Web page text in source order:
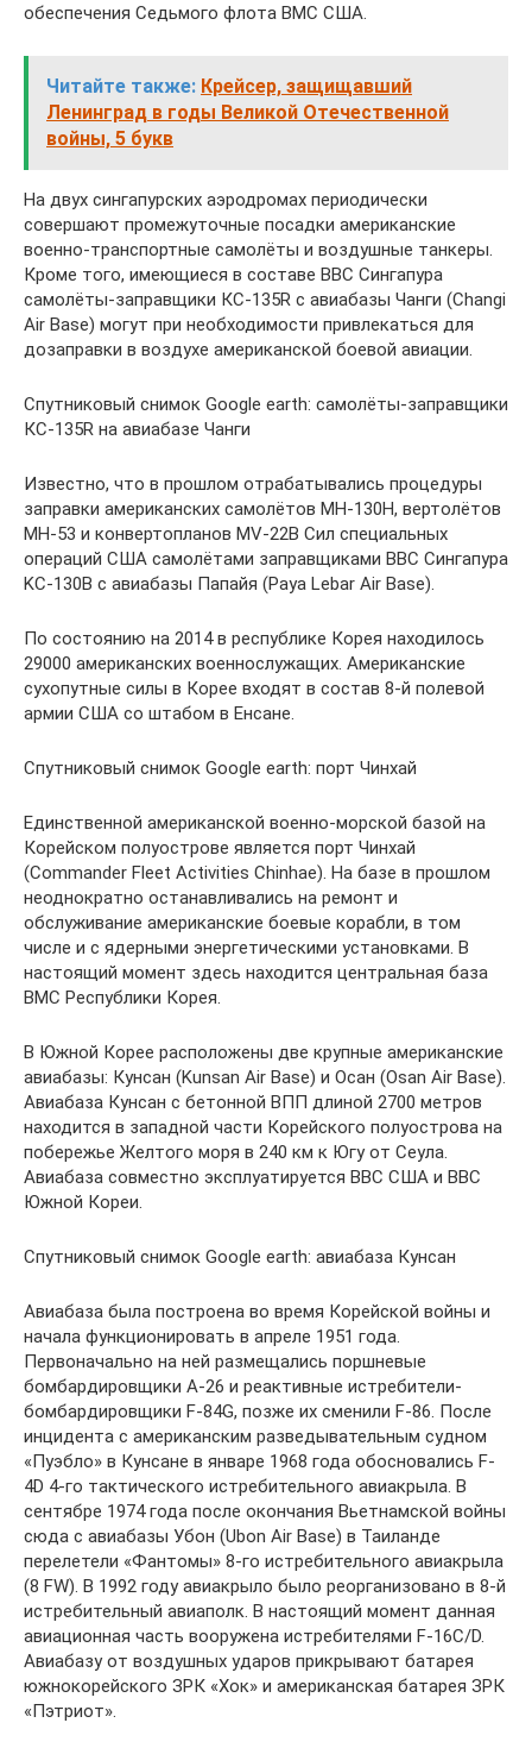
обеспечения Седьмого флота ВМС США.
Читайте также: Крейсер, защищавший
Ленинград в годы Великой Отечественной
войны, 5 букв
На двух сингапурских аэродромах периодически
совершают промежуточные посадки американские
военно-транспортные самолёты и воздушные танкеры.
Кроме того, имеющиеся в составе ВВС Сингапура
самолёты-заправщики КС-135R с авиабазы Чанги (Changi
Air Base) могут при необходимости привлекаться для
дозаправки в воздухе американской боевой авиации.
Спутниковый снимок Google earth: самолёты-заправщики
КС-135R на авиабазе Чанги
Известно, что в прошлом отрабатывались процедуры
заправки американских самолётов МН-130Н, вертолётов
МН-53 и конвертопланов MV-22B Сил специальных
операций США самолётами заправщиками ВВС Сингапура
KC-130B с авиабазы Папайя (Paya Lebar Air Base).
По состоянию на 2014 в республике Корея находилось
29000 американских военнослужащих. Американские
сухопутные силы в Корее входят в состав 8-й полевой
армии США со штабом в Енсане.
Спутниковый снимок Google earth: порт Чинхай
Единственной американской военно-морской базой на
Корейском полуострове является порт Чинхай
(Commander Fleet Activities Chinhae). На базе в прошлом
неоднократно останавливались на ремонт и
обслуживание американские боевые корабли, в том
числе и с ядерными энергетическими установками. В
настоящий момент здесь находится центральная база
ВМС Республики Корея.
В Южной Корее расположены две крупные американские
авиабазы: Кунсан (Kunsan Air Base) и Осан (Osan Air Base).
Авиабаза Кунсан с бетонной ВПП длиной 2700 метров
находится в западной части Корейского полуострова на
побережье Желтого моря в 240 км к Югу от Сеула.
Авиабаза совместно эксплуатируется ВВС США и ВВС
Южной Кореи.
Спутниковый снимок Google earth: авиабаза Кунсан
Авиабаза была построена во время Корейской войны и
начала функционировать в апреле 1951 года.
Первоначально на ней размещались поршневые
бомбардировщики А-26 и реактивные истребители-
бомбардировщики F-84G, позже их сменили F-86. После
инцидента с американским разведывательным судном
«Пуэбло» в Кунсане в январе 1968 года обосновались F-
4D 4-го тактического истребительного авиакрыла. В
сентябре 1974 года после окончания Вьетнамской войны
сюда с авиабазы Убон (Ubon Air Base) в Таиланде
перелетели «Фантомы» 8-го истребительного авиакрыла
(8 FW). В 1992 году авиакрыло было реорганизовано в 8-й
истребительный авиаполк. В настоящий момент данная
авиационная часть вооружена истребителями F-16C/D.
Авиабазу от воздушных ударов прикрывают батарея
южнокорейского ЗРК «Хок» и американская батарея ЗРК
«Пэтриот».